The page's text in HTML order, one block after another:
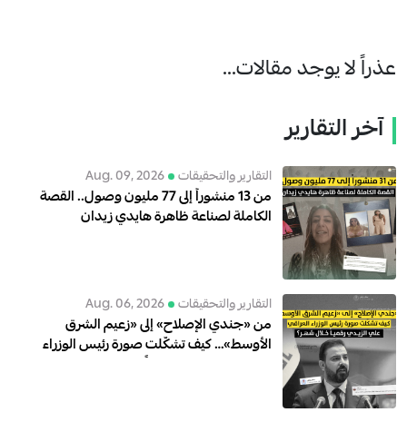
عذراً لا يوجد مقالات...
آخر التقارير
التقارير والتحقيقات Aug. 09, 2026
من 13 منشوراً إلى 77 مليون وصول.. القصة
الكاملة لصناعة ظاهرة هايدي زيدان
التقارير والتحقيقات Aug. 06, 2026
من «جندي الإصلاح» إلى «زعيم الشرق
الأوسط»… كيف تشكّلت صورة رئيس الوزراء